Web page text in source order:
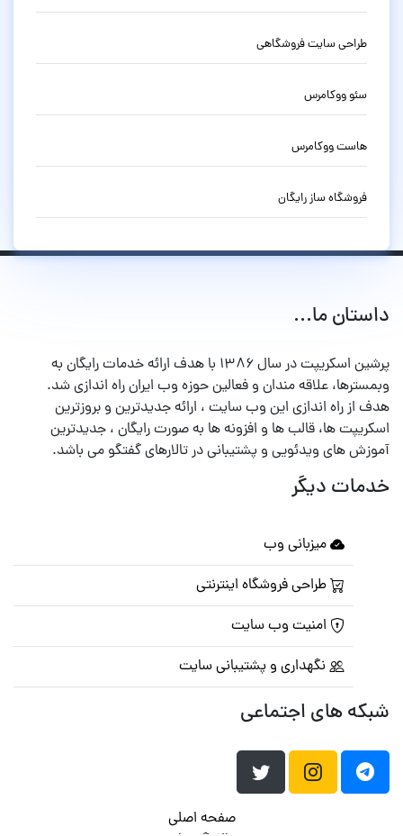
طراحی سایت فروشگاهی
سئو ووکامرس
هاست ووکامرس
فروشگاه ساز رایگان
داستان ما...
پرشین اسکریپت در سال ۱۳۸۶ با هدف ارائه خدمات رایگان به
وبمسترها، علاقه مندان و فعالین حوزه وب ایران راه اندازی شد.
هدف از راه اندازی این وب سایت ، ارائه جدیدترین و بروزترین
اسکریپت ها، قالب ها و افزونه ها به صورت رایگان ، جدیدترین
آموزش های ویدئویی و پشتیبانی در تالارهای گفتگو می باشد.
خدمات دیگر
میزبانی وب
طراحی فروشگاه اینترنتی
امنیت وب سایت
نگهداری و پشتیبانی سایت
شبکه های اجتماعی
صفحه اصلی